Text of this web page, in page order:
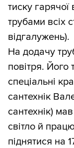
тиску
трубами всіх
відгалужень).
На додачу
повітря. Його
спеціальні
сантехнік
сантехнік)
світло й
піднятися на